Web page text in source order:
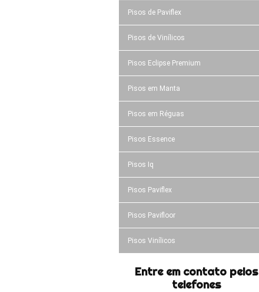
Pisos de Paviflex
Pisos de Vinílicos
Pisos Eclipse Premium
Pisos em Manta
Pisos em Réguas
Pisos Essence
Pisos Iq
Pisos Paviflex
Pisos Pavifloor
Pisos Vinílicos
Entre em contato pelos
telefones